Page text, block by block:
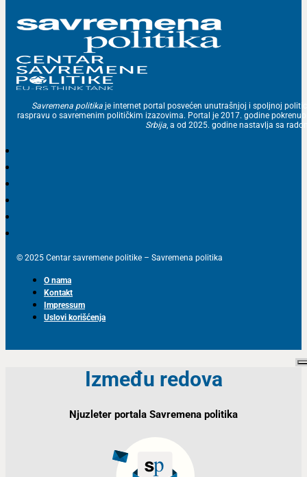
Savremena politika je internet portal posvećen unutrašnjoj i spoljnoj
raspravu o savremenim političkim izazovima. Portal je 2017. godine
Srbija, a od 2025. godine nastavlja sa
© 2025 Centar savremene politike – Savremena politika
O nama
Kontakt
Impressum
Uslovi korišćenja
Između redova
Njuzleter portala Savremena politika